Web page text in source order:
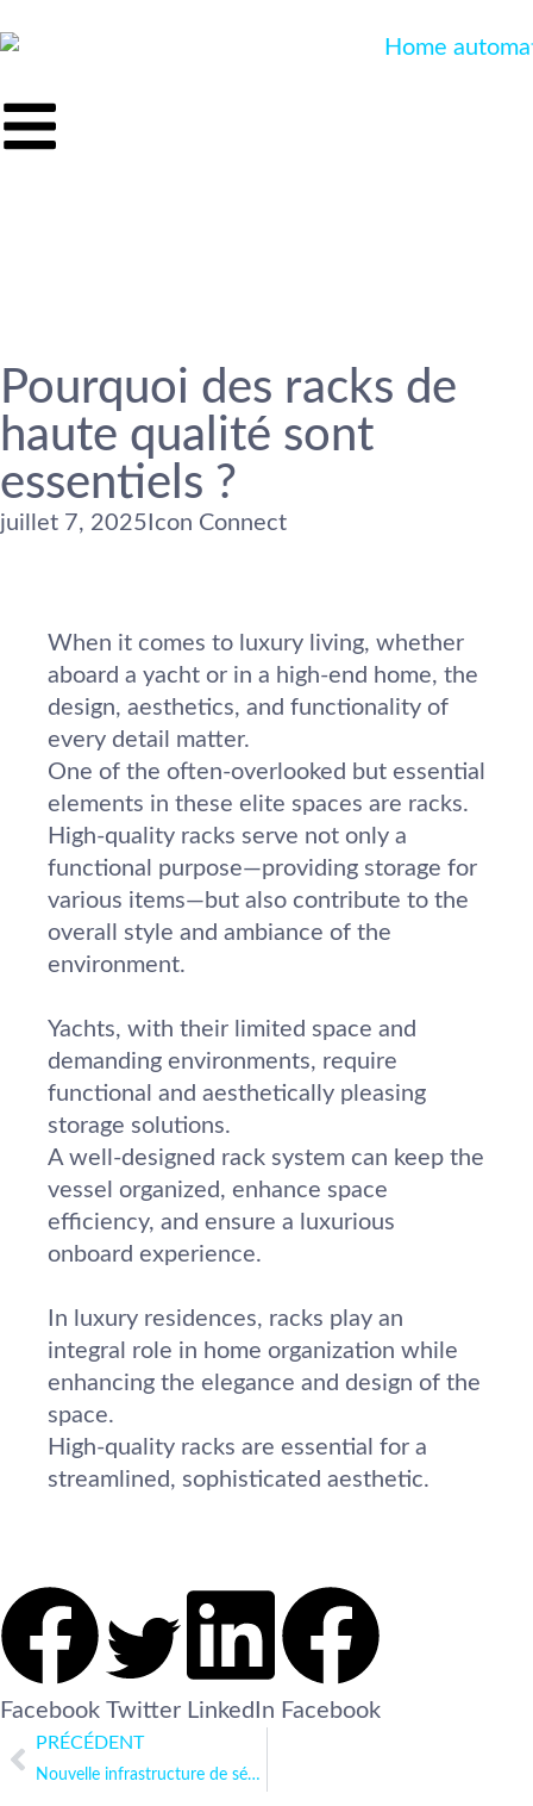
Pourquoi des racks de
haute qualité sont
essentiels ?
juillet 7, 2025 Icon Connect
When it comes to luxury living, whether
aboard a yacht or in a high-end home, the
design, aesthetics, and functionality of
every detail matter.
One of the often-overlooked but essential
elements in these elite spaces are racks.
High-quality racks serve not only a
functional purpose—providing storage for
various items—but also contribute to the
overall style and ambiance of the
environment.
Yachts, with their limited space and
demanding environments, require
functional and aesthetically pleasing
storage solutions.
A well-designed rack system can keep the
vessel organized, enhance space
efficiency, and ensure a luxurious
onboard experience.
In luxury residences, racks play an
integral role in home organization while
enhancing the elegance and design of the
space.
High-quality racks are essential for a
streamlined, sophisticated aesthetic.
Facebook Twitter LinkedIn Facebook
PRÉCÉDENT
Nouvelle infrastructure de sécurité et informatique installée dans un grand domaine privé du Luberon !